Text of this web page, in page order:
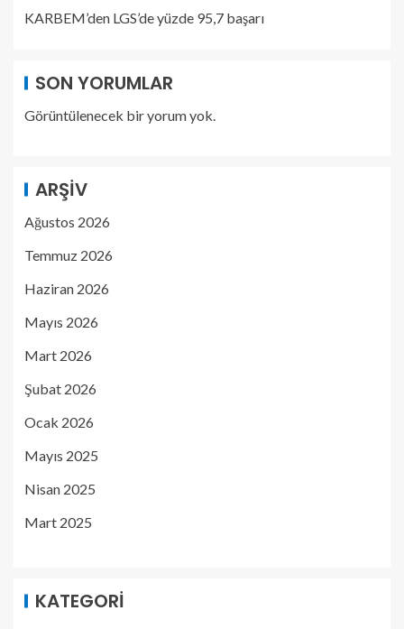
KARBEM’den LGS’de yüzde 95,7 başarı
SON YORUMLAR
Görüntülenecek bir yorum yok.
ARŞIV
Ağustos 2026
Temmuz 2026
Haziran 2026
Mayıs 2026
Mart 2026
Şubat 2026
Ocak 2026
Mayıs 2025
Nisan 2025
Mart 2025
KATEGORI